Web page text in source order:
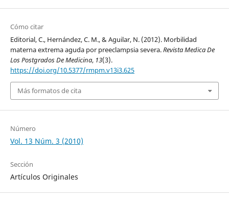
Cómo citar
Editorial, C., Hernández, C. M., & Aguilar, N. (2012). Morbilidad
materna extrema aguda por preeclampsia severa.Revista Medica De
Los Postgrados De Medicina, 13(3).
https://doi.org/10.5377/rmpm.v13i3.625
Más formatos de cita
Número
Vol. 13 Núm. 3 (2010)
Sección
Artículos Originales